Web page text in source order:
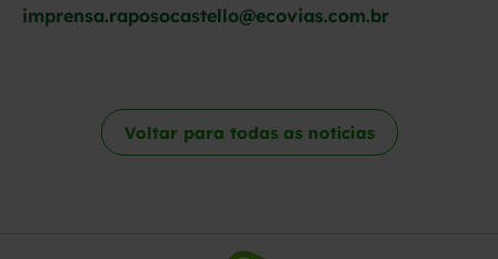
imprensa.raposocastello@ecovias.com.br
Voltar para todas as notícias